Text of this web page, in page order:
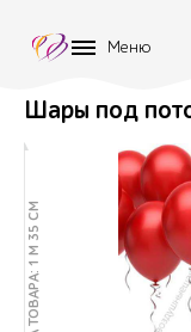
Меню
Шары под
ВЫСОТА ТОВАРА: 1 М 35 СМ